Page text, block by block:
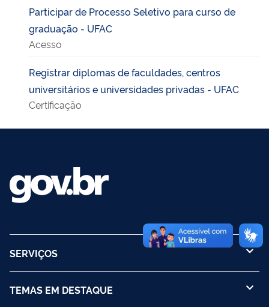
Participar de Processo Seletivo para curso de
graduação - UFAC
Acesso
Registrar diplomas de faculdades, centros
universitários e universidades privadas - UFAC
Certificação
SERVIÇOS
TEMAS EM DESTAQUE